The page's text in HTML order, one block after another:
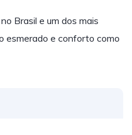
Brasil e um dos mais
esmerado e conforto como